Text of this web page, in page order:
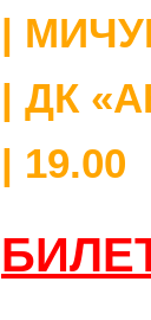
|
| ДК
| 19.00